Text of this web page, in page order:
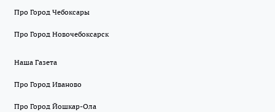
Про Город Чебоксары
Про Город Новочебоксарск
Наша Газета
Про Город Иваново
Про Город Йошкар-Ола